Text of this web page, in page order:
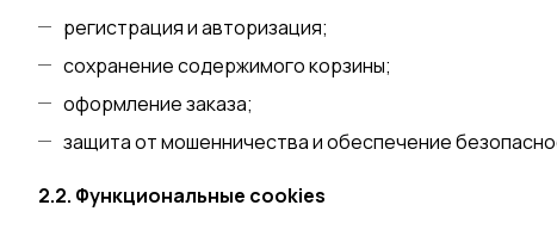
регистрация и авторизация;
сохранение содержимого корзины;
оформление заказа;
защита от мошенничества и обеспечение
2.2. Функциональные cookies